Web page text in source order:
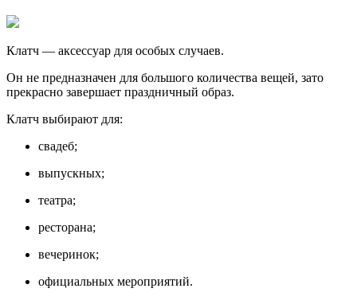
Клатч — аксессуар для особых случаев.
Он не предназначен для большого количества вещей, зато
прекрасно завершает праздничный образ.
Клатч выбирают для:
свадеб;
выпускных;
театра;
ресторана;
вечеринок;
официальных мероприятий.